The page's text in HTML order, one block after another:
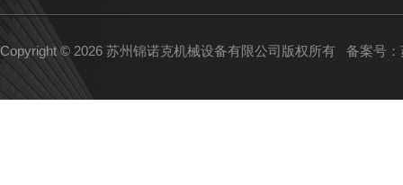
Copyright © 2026 苏州锦诺克机械设备有限公司版权所有 备案号：